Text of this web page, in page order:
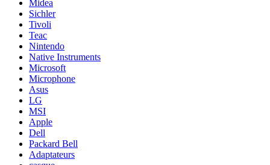
Midea
Sichler
Tivoli
Teac
Nintendo
Native Instruments
Microsoft
Microphone
Asus
LG
MSI
Apple
Dell
Packard Bell
Adaptateurs